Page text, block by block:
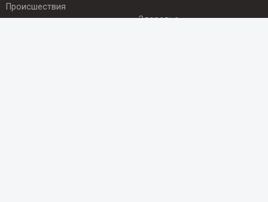
Происшествия
Здоровье